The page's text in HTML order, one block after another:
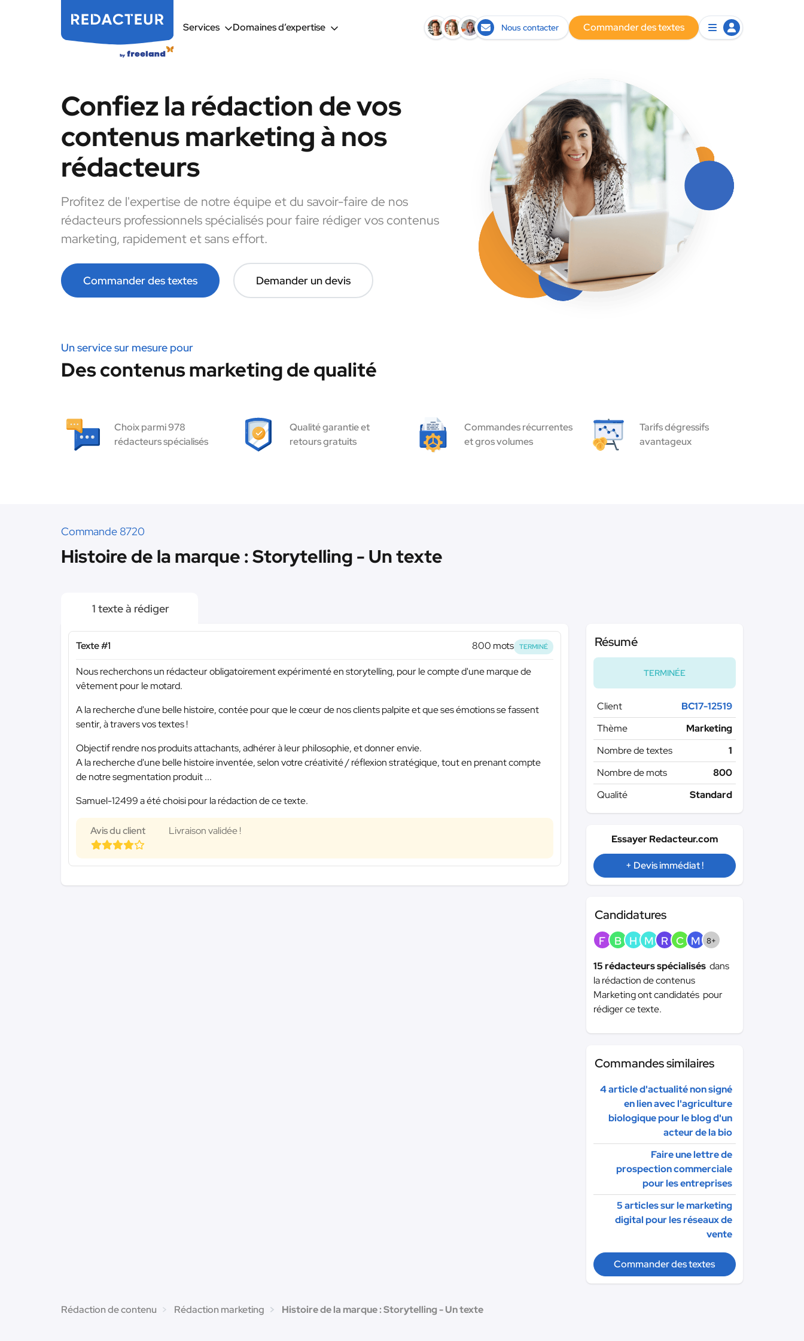
Services Domaines d’expertise Nous contacter Commander des textes
Confiez la rédaction de vos
contenus marketing à nos
rédacteurs
Profitez de l'expertise de notre équipe et du savoir-faire de nos
rédacteurs professionnels spécialisés pour faire rédiger vos contenus
marketing, rapidement et sans effort.
Commander des textes Demander un devis
Un service sur mesure pour
Des contenus marketing de qualité
Choix parmi 978
rédacteurs spécialisés
Qualité garantie et
retours gratuits
Commandes récurrentes
et gros volumes
Tarifs dégressifs
avantageux
Commande 8720
Histoire de la marque : Storytelling - Un texte
1 texte à rédiger
Texte #1 800 mots TERMINÉ
Nous recherchons un rédacteur obligatoirement expérimenté en storytelling, pour le compte d'une marque de
vêtement pour le motard.
A la recherche d'une belle histoire, contée pour que le cœur de nos clients palpite et que ses émotions se fassent
sentir, à travers vos textes !
Objectif rendre nos produits attachants, adhérer à leur philosophie, et donner envie.
A la recherche d'une belle histoire inventée, selon votre créativité / réflexion stratégique, tout en prenant compte
de notre segmentation produit ...
Samuel-12499 a été choisi pour la rédaction de ce texte.
Avis du client Livraison validée !
Résumé
TERMINÉE
Client
BC17-12519
Thème
Marketing
Nombre de textes
1
Nombre de mots
800
Qualité
Standard
Essayer Redacteur.com
+ Devis immédiat !
Candidatures
F B H M R C M 8+
15 rédacteurs spécialisés dans
la rédaction de contenus
Marketing ont candidatés pour
rédiger ce texte.
Commandes similaires
4 article d'actualité non signé
en lien avec l'agriculture
biologique pour le blog d'un
acteur de la bio
Faire une lettre de
prospection commerciale
pour les entreprises
5 articles sur le marketing
digital pour les réseaux de
vente
Commander des textes
Rédaction de contenu Rédaction marketing Histoire de la marque : Storytelling - Un texte